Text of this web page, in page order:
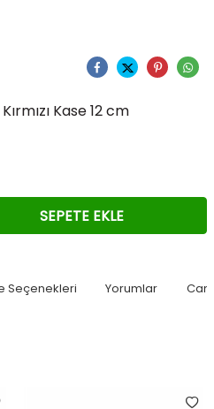
Ürünü Paylaş
Kase 12 cm
SEPETE EKLE
Seçenekleri Yorumlar